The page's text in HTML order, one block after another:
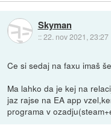
Skyman
::22. nov 2021, 23:27
Ce si sedaj na faxu imaš
Ma lahko da je kej na
jaz rajse na EA app
programa v